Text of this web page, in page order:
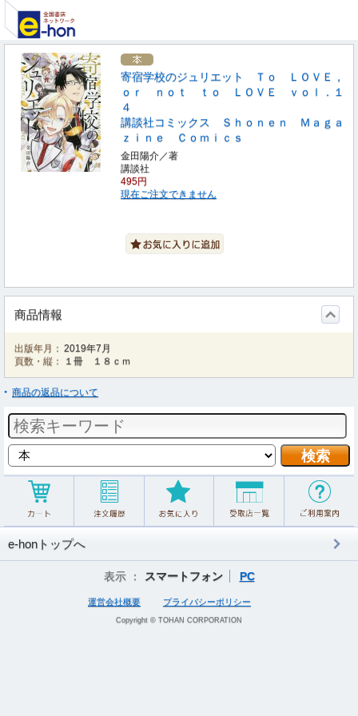
寄宿学校のジュリエット Ｔｏ ＬＯＶＥ，
ｏｒ ｎｏｔ ｔｏ ＬＯＶＥ ｖｏｌ．１
４
講談社コミックス Ｓｈｏｎｅｎ Ｍａｇａ
ｚｉｎｅ Ｃｏｍｉｃｓ
金田陽介／著
講談社
495円
現在ご注文できません
商品情報
出版年月： 2019年7月
頁数・縦：
１冊 １８ｃｍ
商品の返品について
e-honトップへ
表示 ： スマートフォン PC
運営会社概要 プライバシーポリシー
Copyright © TOHAN CORPORATION